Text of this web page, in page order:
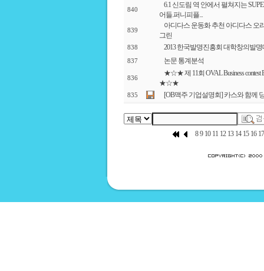
840
6.1 신도림 역 안에서 펼쳐지는
어들.퍼니피플...
839
아디다스 운동화 추천 아디다스 오
그린
838 2013 한국발명진흥회 대학창의발명
837 논문 통계분석
836
★☆★ 제 11회 OVAL Business contest
★☆★
835 [OB맥주 기업설명회] 카스와 함께
8 9 10 11 12 13 14 15 16 17